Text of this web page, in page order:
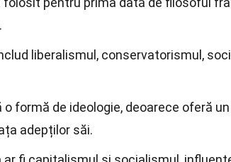
liberalismul, conservatorismul,
formă de ideologie, deoarece oferă
adepților săi.